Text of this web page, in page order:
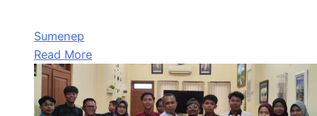
Sumenep
Read More